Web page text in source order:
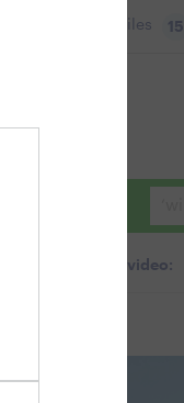
Files 15
Zoeken in foto & video: